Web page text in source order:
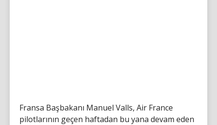
Fransa Başbakanı Manuel Valls, Air France
pilotlarının geçen haftadan bu yana devam eden